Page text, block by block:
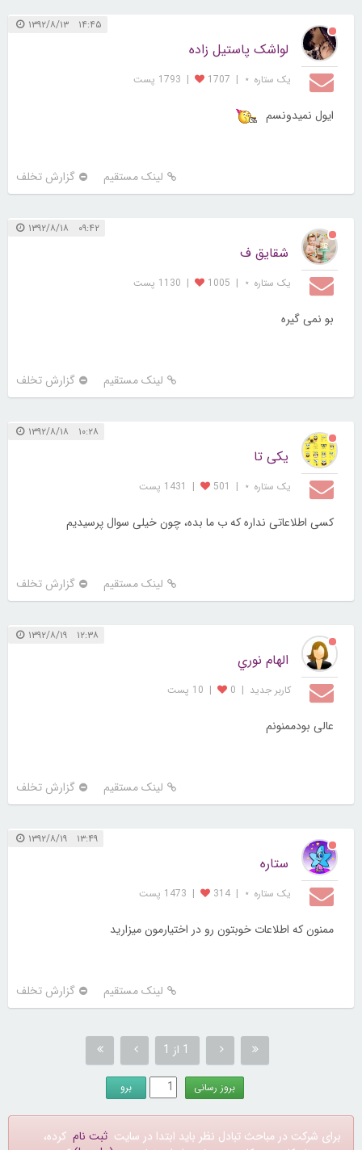
۱۴:۴۵ ۱۳۹۲/۸/۱۳
لواشک پاستیل زاده
یک ستاره ⋆ |
1707
| 1793 پست
ایول نمیدونسم
لینک مستقیم گزارش تخلف
۰۹:۴۲ ۱۳۹۲/۸/۱۸
شقایق ف
یک ستاره ⋆ |
1005
| 1130 پست
بو نمی گیره
لینک مستقیم گزارش تخلف
۱۰:۲۸ ۱۳۹۲/۸/۱۸
یکی تا
یک ستاره ⋆ |
501
| 1431 پست
کسی اطلاعاتی نداره که ب ما بده، چون خیلی سوال پرسیدیم
لینک مستقیم گزارش تخلف
۱۲:۳۸ ۱۳۹۲/۸/۱۹
الهام نوري
کاربر جديد |
0
| 10 پست
عالی بودممنونم
لینک مستقیم گزارش تخلف
۱۳:۴۹ ۱۳۹۲/۸/۱۹
ستاره
یک ستاره ⋆ |
314
| 1473 پست
ممنون که اطلاعات خوبتون رو در اختیارمون میزارید
لینک مستقیم گزارش تخلف
1 از 1
برای شرکت در مباحث تبادل نظر باید ابتدا در سایت ثبت نام کرده،